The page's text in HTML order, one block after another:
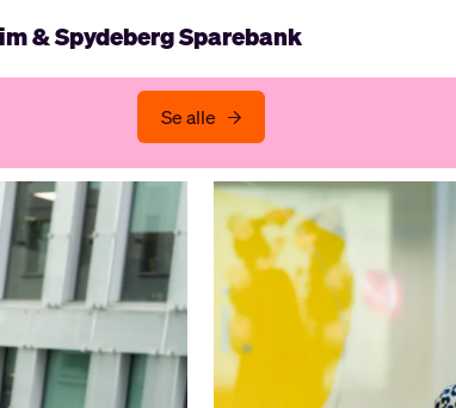
& Spydeberg Sparebank
Se alle